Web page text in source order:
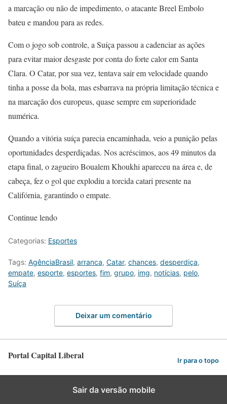
a marcação ou não de impedimento, o atacante Breel Embolo
bateu ​e mandou para as redes.
Com o jogo sob controle, a Suíça passou a cadenciar as ações
para evitar maior desgaste por conta do forte calor em Santa
Clara. O Catar, por sua vez, tentava sair em velocidade quando
tinha a posse da bola, mas esbarrava na própria limitação técnica e
na marcação dos europeus, quase sempre em superioridade
numérica.
Quando a vitória suíça parecia encaminhada, veio a punição pelas
oportunidades desperdiçadas. Nos acréscimos, aos 49 minutos da
etapa final, o zagueiro Boualem Khoukhi apareceu na área e, de
cabeça, fez o gol que explodiu a torcida catari presente na
Califórnia, garantindo o empate.
Continue lendo
Categorias: Esportes
Tags: AgênciaBrasil, arranca, Catar, chances, desperdiça,
empate, esporte, esportes, fim, grupo, img, notícias, pelo,
Suíça
Deixar um comentário
Portal Capital Liberal Ir para o topo
Sair da versão mobile